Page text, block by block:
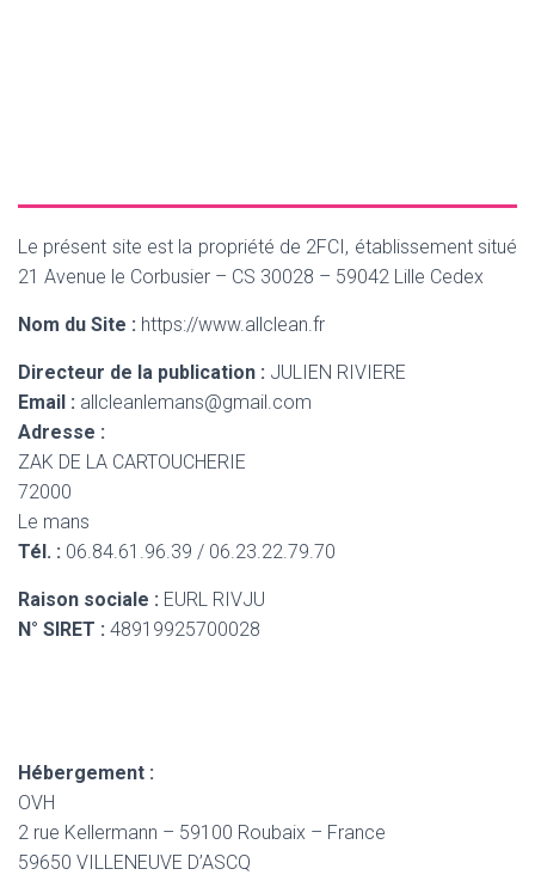
Le présent site est la propriété de 2FCI, établissement situé
21 Avenue le Corbusier – CS 30028 – 59042 Lille Cedex
Nom du Site : https://www.allclean.fr
Directeur de la publication : JULIEN RIVIERE
Email : allcleanlemans@gmail.com
Adresse :
ZAK DE LA CARTOUCHERIE
72000
Le mans
Tél. : 06.84.61.96.39 / 06.23.22.79.70
Raison sociale : EURL RIVJU
N° SIRET : 48919925700028
Hébergement :
OVH
2 rue Kellermann – 59100 Roubaix – France
59650 VILLENEUVE D’ASCQ